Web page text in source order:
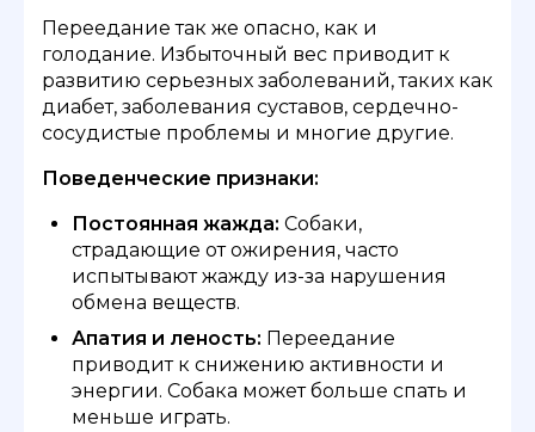
Переедание так же опасно, как и
голодание. Избыточный вес приводит к
развитию серьезных заболеваний, таких как
диабет, заболевания суставов, сердечно-
сосудистые проблемы и многие другие.
Поведенческие признаки:
Постоянная жажда: Собаки,
страдающие от ожирения, часто
испытывают жажду из-за нарушения
обмена веществ.
Апатия и леность: Переедание
приводит к снижению активности и
энергии. Собака может больше спать и
меньше играть.